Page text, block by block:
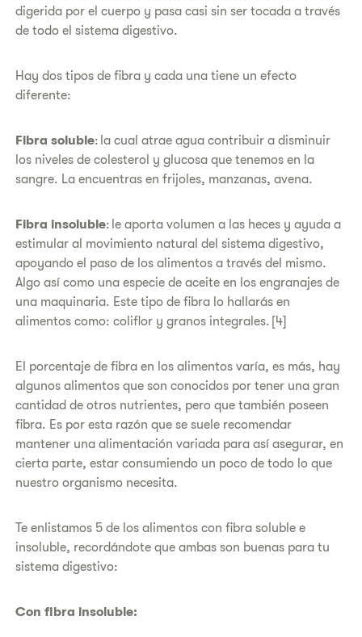
digerida por el cuerpo y pasa casi sin ser tocada a través
de todo el sistema digestivo.
Hay dos tipos de fibra y cada una tiene un efecto
diferente:
Fibra soluble: la cual atrae agua contribuir a disminuir
los niveles de colesterol y glucosa que tenemos en la
sangre. La encuentras en frijoles, manzanas, avena.
Fibra insoluble: le aporta volumen a las heces y ayuda a
estimular al movimiento natural del sistema digestivo,
apoyando el paso de los alimentos a través del mismo.
Algo así como una especie de aceite en los engranajes de
una maquinaria. Este tipo de fibra lo hallarás en
alimentos como: coliflor y granos integrales. [4]
El porcentaje de fibra en los alimentos varía, es más, hay
algunos alimentos que son conocidos por tener una gran
cantidad de otros nutrientes, pero que también poseen
fibra. Es por esta razón que se suele recomendar
mantener una alimentación variada para así asegurar, en
cierta parte, estar consumiendo un poco de todo lo que
nuestro organismo necesita.
Te enlistamos 5 de los alimentos con fibra soluble e
insoluble, recordándote que ambas son buenas para tu
sistema digestivo:
Con fibra insoluble: